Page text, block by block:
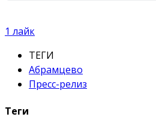
1 лайк
ТЕГИ
Абрамцево
Пресс-релиз
Теги